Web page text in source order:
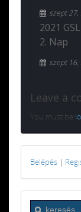
szept 27,
2021
2. Nap
szept 16,
Leave a
You must be
Belépés |